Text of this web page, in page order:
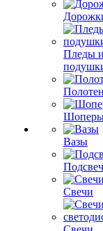
Пледы и
Вазы
Свечи